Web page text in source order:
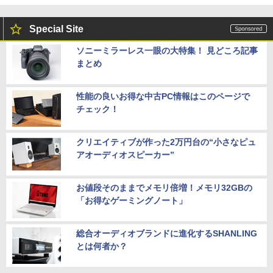
Special Site
ソニーミラーレス一眼の大特集！ 見どころ記事
まとめ
性能の良いお得な中古PC情報はこのページで
チェック！
クリエイティブが作った2万円台の“小さなピュ
アオーディオスピーカー”
お値段そのままでメモリ倍増！メモリ32GBの
「お得なゲーミングノート」
総合オーディオブランドに進化するSHANLING
とは何者か？